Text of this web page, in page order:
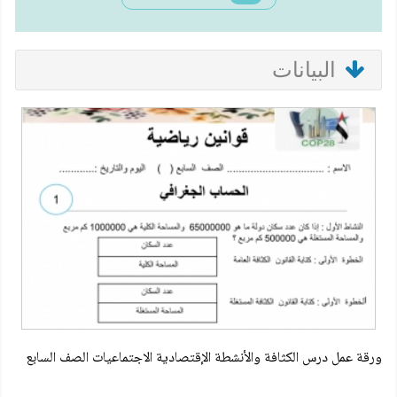
البيانات
ورقة عمل درس الكثافة والأنشطة الإقتصادية الاجتماعيات الصف السابع